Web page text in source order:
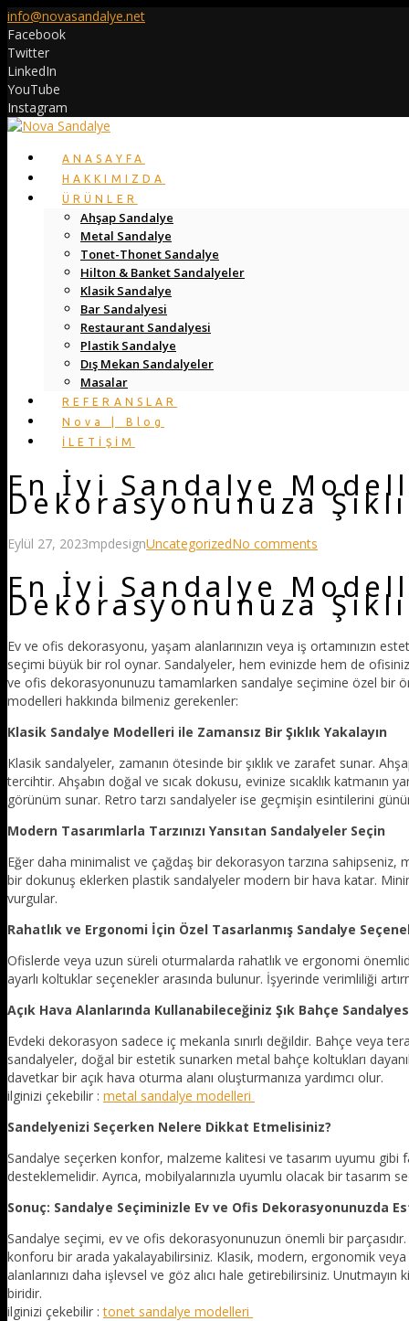
info@novasandalye.net
Facebook
Twitter
LinkedIn
YouTube
Instagram
ANASAYFA
HAKKIMIZDA
ÜRÜNLER
Ahşap Sandalye
Metal Sandalye
Tonet-Thonet Sandalye
Hilton & Banket Sandalyeler
Klasik Sandalye
Bar Sandalyesi
Restaurant Sandalyesi
Plastik Sandalye
Dış Mekan Sandalyeler
Masalar
REFERANSLAR
Nova | Blog
İLETİŞİM
En İyi Sandalye
Dekorasyonunuza
Eylül 27, 2023mpdesignUncategorizedNo comments
En İyi Sandalye
Dekorasyonunuza
Ev ve ofis dekorasyonu, yaşam alanlarınızın veya iş ortamınızın
seçimi büyük bir rol oynar. Sandalyeler, hem evinizde hem de
ve ofis dekorasyonunuzu tamamlarken sandalye seçimine özel bir
modelleri hakkında bilmeniz gerekenler:
Klasik Sandalye Modelleri ile Zamansız Bir Şıklık Yakalayın
Klasik sandalyeler, zamanın ötesinde bir şıklık ve zarafet sunar.
tercihtir. Ahşabın doğal ve sıcak dokusu, evinize sıcaklık katmanın
görünüm sunar. Retro tarzı sandalyeler ise geçmişin esintilerini
Modern Tasarımlarla Tarzınızı Yansıtan Sandalyeler Seçin
Eğer daha minimalist ve çağdaş bir dekorasyon tarzına
bir dokunuş eklerken plastik sandalyeler modern bir hava katar.
vurgular.
Rahatlık ve Ergonomi İçin Özel Tasarlanmış Sandalye
Ofislerde veya uzun süreli oturmalarda rahatlık ve ergonomi
ayarlı koltuklar seçenekler arasında bulunur. İşyerinde verimliliği
Açık Hava Alanlarında Kullanabileceğiniz Şık Bahçe
Evdeki dekorasyon sadece iç mekanla sınırlı değildir. Bahçe veya
sandalyeler, doğal bir estetik sunarken metal bahçe koltukları
davetkar bir açık hava oturma alanı oluşturmanıza yardımcı olur.
ilginizi çekebilir : metal sandalye modelleri
Sandelyenizi Seçerken Nelere Dikkat Etmelisiniz?
Sandalye seçerken konfor, malzeme kalitesi ve tasarım uyumu
desteklemelidir. Ayrıca, mobilyalarınızla uyumlu olacak bir tasarım
Sonuç: Sandalye Seçiminizle Ev ve Ofis Dekorasyonunuzda
Sandalye seçimi, ev ve ofis dekorasyonunuzun önemli bir
konforu bir arada yakalayabilirsiniz. Klasik, modern, ergonomik
alanlarınızı daha işlevsel ve göz alıcı hale getirebilirsiniz.
biridir.
ilginizi çekebilir :tonet sandalye modelleri